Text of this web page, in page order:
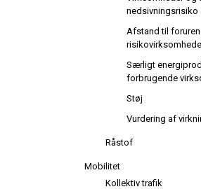
nedsivningsrisiko
Afstand til
Særligt
forbrugende
Støj
Vurdering af
Råstof
Mobilitet
Kollektiv trafik